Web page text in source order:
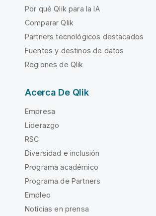
Por qué Qlik para la IA
Comparar Qlik
Partners tecnológicos destacados
Fuentes y destinos de datos
Regiones de Qlik
Acerca De Qlik
Empresa
Liderazgo
RSC
Diversidad e inclusión
Programa académico
Programa de Partners
Empleo
Noticias en prensa